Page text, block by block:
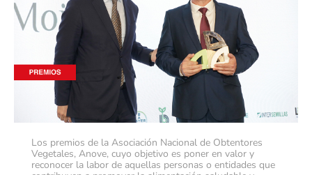
Los premios de la Asociación Nacional de Obtentores
Vegetales, Anove, cuyo objetivo es poner en valor y
reconocer la labor de aquellas personas o entidades que